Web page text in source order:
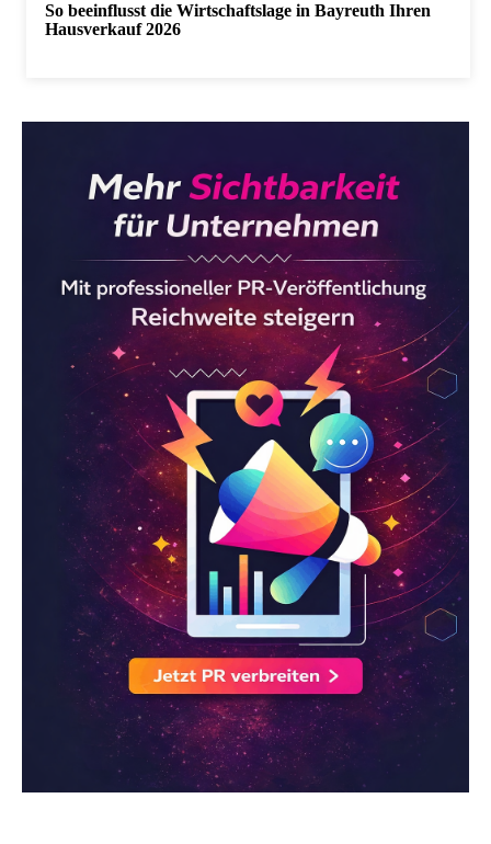
So beeinflusst die Wirtschaftslage in Bayreuth Ihren
Hausverkauf 2026